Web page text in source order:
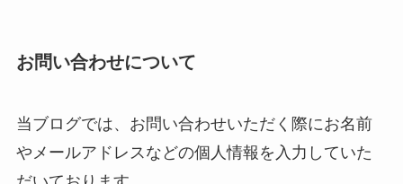
お問い合わせについて
当ブログでは、お問い合わせいただく際にお名前
やメールアドレスなどの個人情報を入力していた